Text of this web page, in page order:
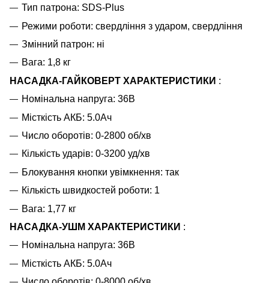
Тип патрона: SDS-Plus
Режими роботи: свердління з ударом, свердління
Змінний патрон: ні
Вага: 1,8 кг
НАСАДКА-ГАЙКОВЕРТ ХАРАКТЕРИСТИКИ :
Номінальна напруга: 36В
Місткість АКБ: 5.0Ач
Число оборотів: 0-2800 об/хв
Кількість ударів: 0-3200 уд/хв
Блокування кнопки увімкнення: так
Кількість швидкостей роботи: 1
Вага: 1,77 кг
НАСАДКА-УШМ ХАРАКТЕРИСТИКИ :
Номінальна напруга: 36В
Місткість АКБ: 5.0Ач